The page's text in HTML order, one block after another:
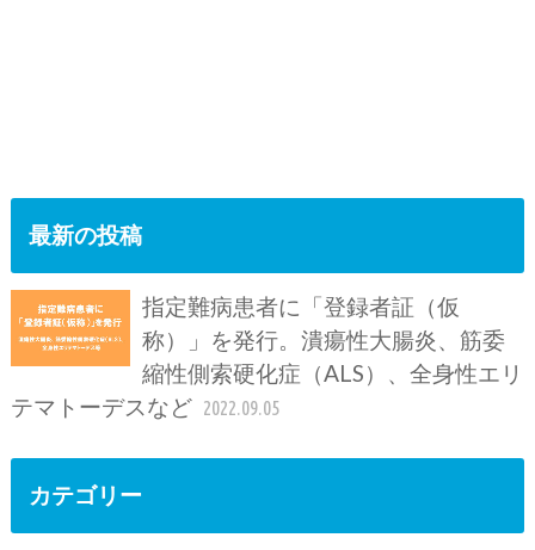
最新の投稿
指定難病患者に「登録者証（仮
称）」を発行。潰瘍性大腸炎、筋委
縮性側索硬化症（ALS）、全身性エリ
テマトーデスなど 2022.09.05
カテゴリー